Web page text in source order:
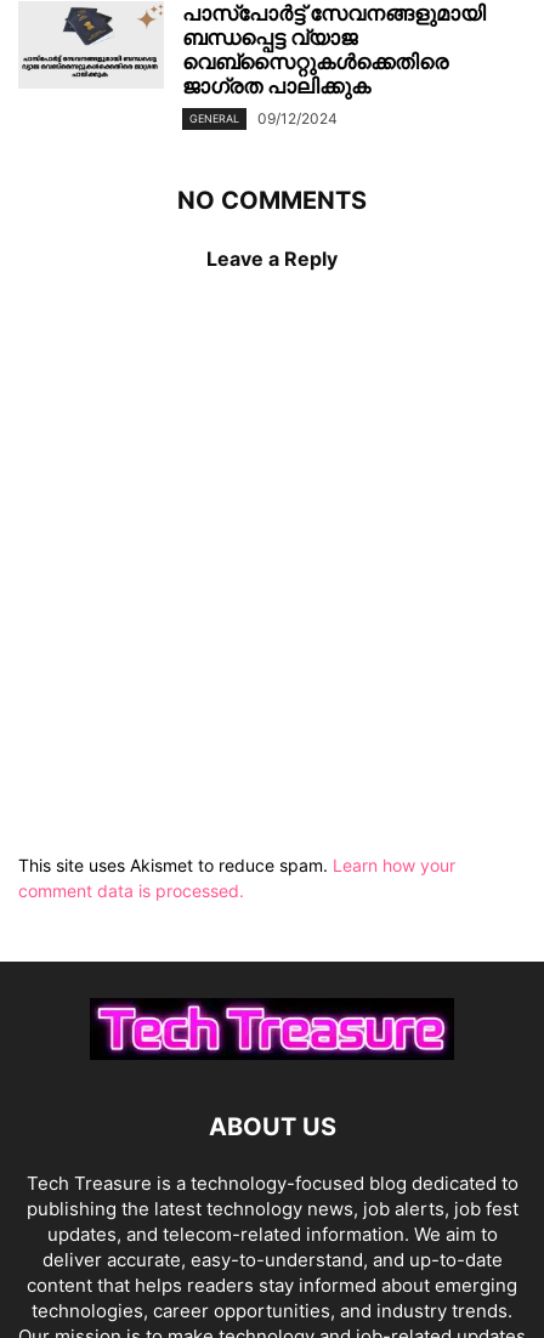
പാസ്‌പോർട്ട് സേവനങ്ങളുമായി
ബന്ധപ്പെട്ട വ്യാജ
വെബ്സൈറ്റുകൾക്കെതിരെ
ജാഗ്രത പാലിക്കുക
GENERAL 09/12/2024
NO COMMENTS
Leave a Reply
This site uses Akismet to reduce spam. Learn how your
comment data is processed.
ABOUT US
Tech Treasure is a technology-focused blog dedicated to
publishing the latest technology news, job alerts, job fest
updates, and telecom-related information. We aim to
deliver accurate, easy-to-understand, and up-to-date
content that helps readers stay informed about emerging
technologies, career opportunities, and industry trends.